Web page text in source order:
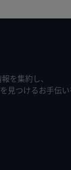
を集約し、
見つけるお手伝い